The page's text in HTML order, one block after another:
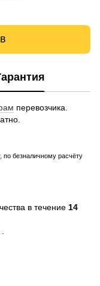
перевозчика.
по безналичному расчёту
в течение 14